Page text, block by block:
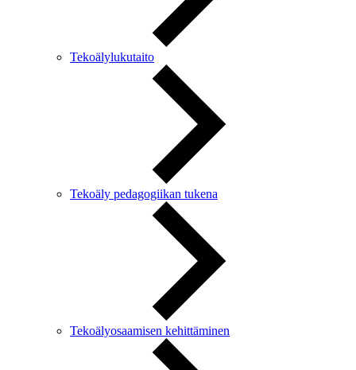
Tekoälylukutaito
Tekoäly pedagogiikan tukena
Tekoälyosaamisen kehittäminen